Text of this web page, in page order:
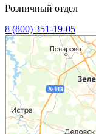
Розничный отдел
8 (800) 351-19-05